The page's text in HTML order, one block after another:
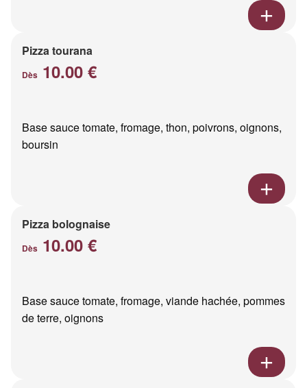
Pizza tourana
Dès 10.00 €
Base sauce tomate, fromage, thon, poivrons, oignons,
boursin
Pizza bolognaise
Dès 10.00 €
Base sauce tomate, fromage, viande hachée, pommes
de terre, oignons